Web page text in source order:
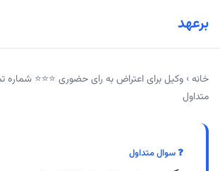
برعهد
خانه› وکیل برای اعتراض به رای حضوری ⭐⭐⭐
متداول
❓ سوال متداول